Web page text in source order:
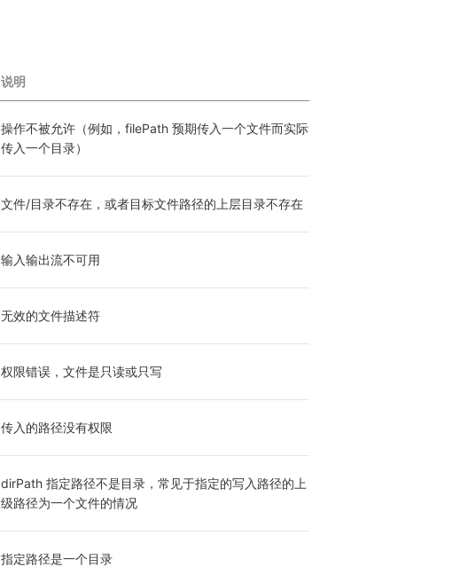
说明
操作不被允许（例如，filePath 预期传入一个文件而实际
传入一个目录）
文件/目录不存在，或者目标文件路径的上层目录不存在
输入输出流不可用
无效的文件描述符
权限错误，文件是只读或只写
传入的路径没有权限
dirPath 指定路径不是目录，常见于指定的写入路径的上
级路径为一个文件的情况
指定路径是一个目录